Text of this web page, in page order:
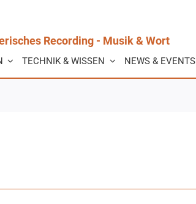
Recording - Musik & Wort
TECHNIK & WISSEN NEWS & EVENTS